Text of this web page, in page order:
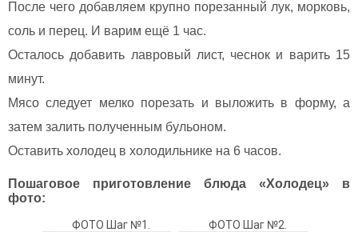
После чего добавляем крупно порезанный лук, морковь,
соль и перец. И варим ещё 1 час.
Осталось добавить лавровый лист, чеснок и варить 15
минут.
Мясо следует мелко порезать и выложить в форму, а
затем залить полученным бульоном.
Оставить холодец в холодильнике на 6 часов.
Пошаговое приготовление блюда «Холодец» в
фото:
ФОТО Шаг №1. ФОТО Шаг №2.